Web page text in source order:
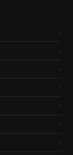
›
›
›
›
›
›
›